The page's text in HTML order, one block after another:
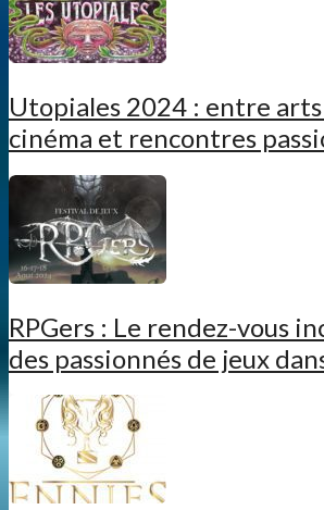
Utopiales 2024 : entre arts
cinéma et rencontres
RPGers : Le rendez-vous
des passionnés de jeux